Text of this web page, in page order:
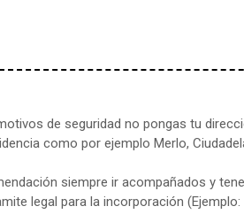
de seguridad no pongas tu
como por ejemplo Merlo,
siempre ir acompañados y
legal para la incorporación (Ejemplo: